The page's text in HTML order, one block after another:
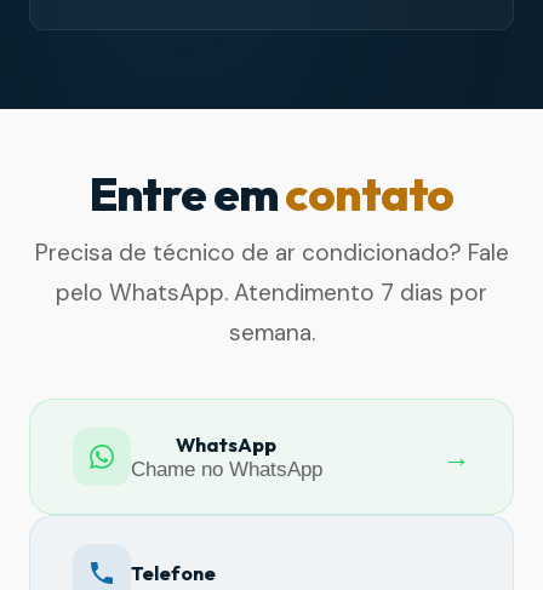
Entre emcontato
Precisa de técnico de ar condicionado? Fale
pelo WhatsApp. Atendimento 7 dias por
semana.
WhatsApp
Chame no WhatsApp
→
Telefone